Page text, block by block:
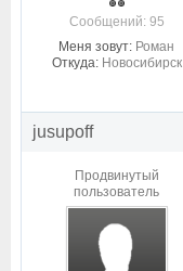
Cообщений: 95
Меня зовут: Роман
Откуда: Новосибирск
jusupoff
Продвинутый
пользователь